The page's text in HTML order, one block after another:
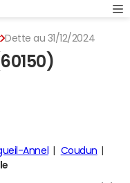
Dette au 31/12/2024
Annel
Coudun